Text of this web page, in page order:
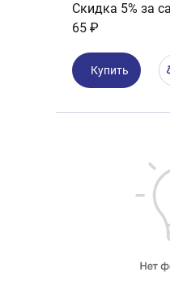
Скидка 5% за
65 ₽
Купить